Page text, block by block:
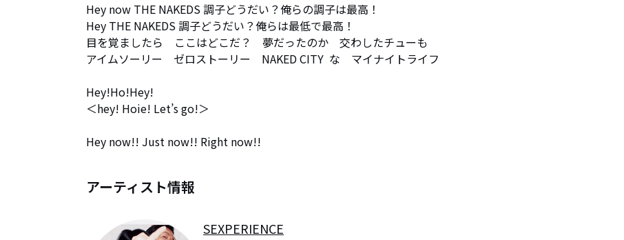
Hey now THE NAKEDS 調子どうだい？俺らの調子は最高！
Hey THE NAKEDS 調子どうだい？俺らは最低で最高！
目を覚ましたら　ここはどこだ？　夢だったのか　交わしたチューも
アイムソーリー　ゼロストーリー　NAKED CITY  な　マイナイトライフ
Hey!Ho!Hey!
＜hey! Hoie! Let’s go!＞
Hey now!! Just now!! Right now!!
アーティスト情報
SEXPERIENCE